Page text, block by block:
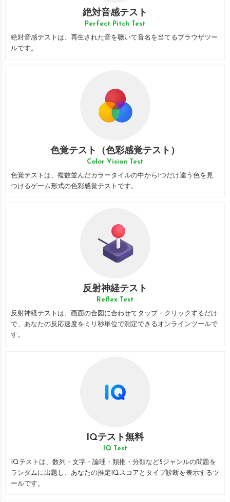
絶対音感テスト
Perfect Pitch Test
絶対音感テストは、再生された音を聴いて音名を当てるブラウザツー
ルです。
色覚テスト（色彩感覚テスト）
Color Vision Test
色覚テストは、複数並んだカラータイルの中から1つだけ違う色を見
つけるゲーム形式の色彩感覚テストです。
反射神経テスト
Reflex Test
反射神経テストは、画面の合図に合わせてタップ・クリックするだけ
で、あなたの反応速度をミリ秒単位で測定できるオンラインツールで
す。
IQテスト無料
IQ Test
IQテストは、数列・文字・論理・類推・分類など5ジャンルの問題を
ランダムに出題し、あなたの推定IQスコアとタイプ診断を表示するツ
ールです。